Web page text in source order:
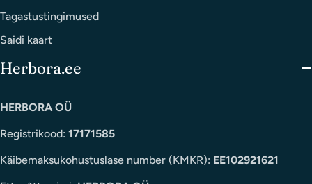
Tagastustingimused
Saidi kaart
Herbora.ee
HERBORA OÜ
Registrikood: 17171585
Käibemaksukohustuslase number (KMKR): EE102921621